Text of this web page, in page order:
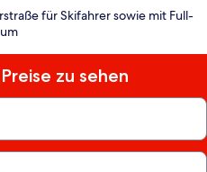
für Skifahrer sowie mit Full-
zu sehen